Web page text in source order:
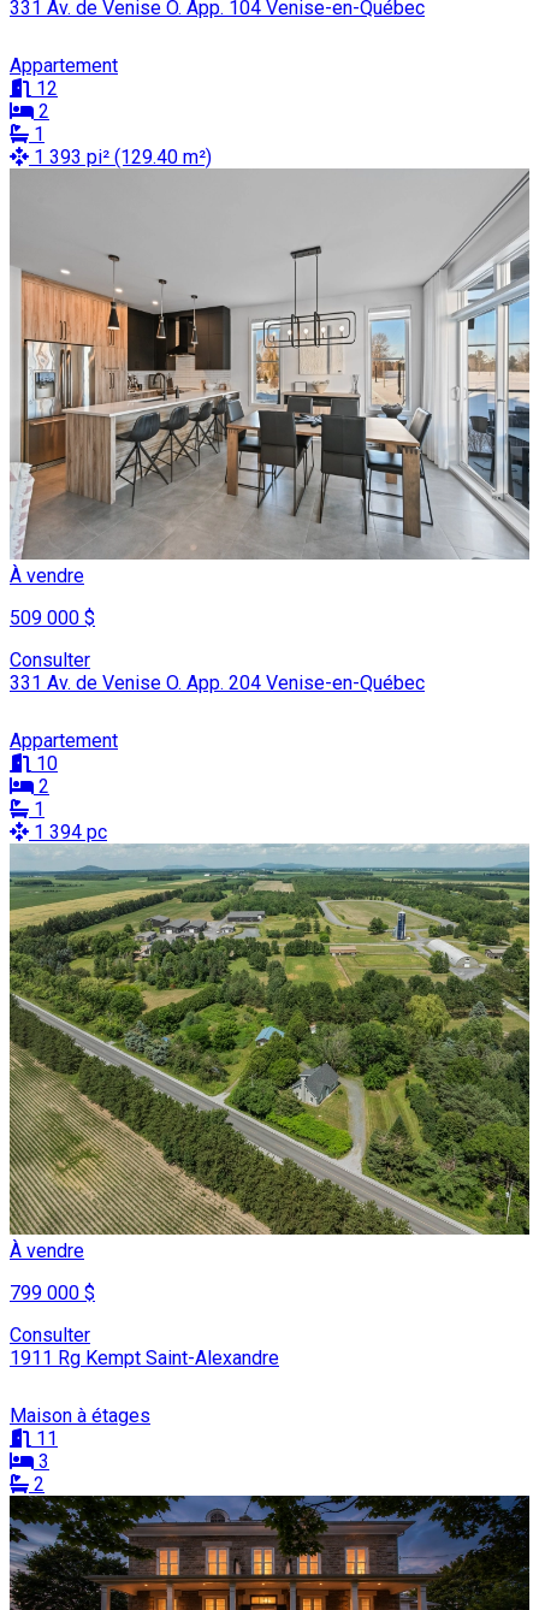
331 Av. de Venise O. App. 104 Venise-en-Québec
Appartement
12
2
1
1 393 pi² (129.40 m²)
À vendre
509 000 $
Consulter
331 Av. de Venise O. App. 204 Venise-en-Québec
Appartement
10
2
1
1 394 pc
À vendre
799 000 $
Consulter
1911 Rg Kempt Saint-Alexandre
Maison à étages
11
3
2